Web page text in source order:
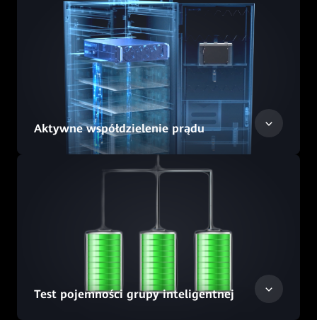
Aktywne współdzielenie prądu
Test pojemności grupy inteligentnej